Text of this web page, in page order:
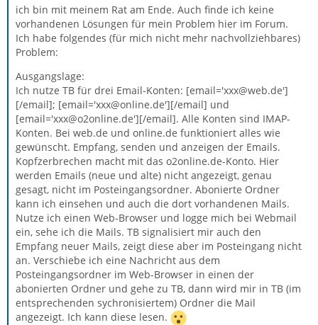
ich bin mit meinem Rat am Ende. Auch finde ich keine
vorhandenen Lösungen für mein Problem hier im Forum.
Ich habe folgendes (für mich nicht mehr nachvollziehbares)
Problem:
Ausgangslage:
Ich nutze TB für drei Email-Konten: [email='xxx@web.de']
[/email]; [email='xxx@online.de'][/email] und
[email='xxx@o2online.de'][/email]. Alle Konten sind IMAP-
Konten. Bei web.de und online.de funktioniert alles wie
gewünscht. Empfang, senden und anzeigen der Emails.
Kopfzerbrechen macht mit das o2online.de-Konto. Hier
werden Emails (neue und alte) nicht angezeigt, genau
gesagt, nicht im Posteingangsordner. Abonierte Ordner
kann ich einsehen und auch die dort vorhandenen Mails.
Nutze ich einen Web-Browser und logge mich bei Webmail
ein, sehe ich die Mails. TB signalisiert mir auch den
Empfang neuer Mails, zeigt diese aber im Posteingang nicht
an. Verschiebe ich eine Nachricht aus dem
Posteingangsordner im Web-Browser in einen der
abonierten Ordner und gehe zu TB, dann wird mir in TB (im
entsprechenden sychronisiertem) Ordner die Mail
angezeigt. Ich kann diese lesen.